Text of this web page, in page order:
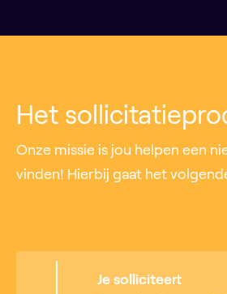
Het
Onze missie is jou helpen een
vinden! Hierbij gaat het
Je solliciteert